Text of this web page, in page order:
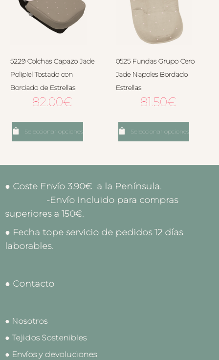
5229 Colchas Capazo Jade
Polipiel Tostado con
Bordado de Estrellas
82.00€
Seleccionar opciones
0525 Fundas Grupo Cero
Jade Napoles Bordado
Estrellas
81.50€
Seleccionar opciones
● Coste Envío 3.90€ a la Península.
-Envío incluido para compras
superiores a 150€.
● Fecha tope servicio de pedidos 12 días
laborables.
● Contacto
● Nosotros
● Tejidos Sostenibles
● Envíos y devoluciones